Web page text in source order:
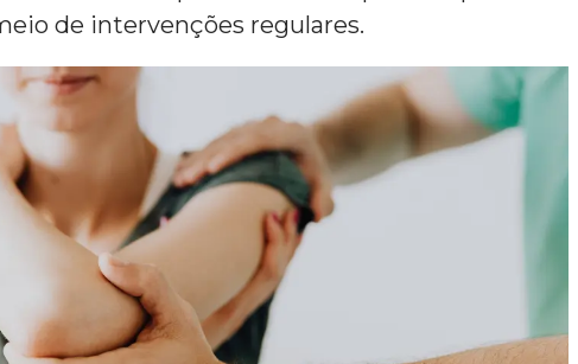
de intervenções regulares.